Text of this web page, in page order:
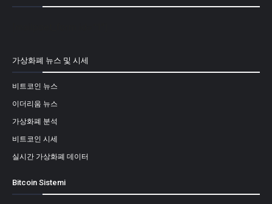
가상화폐 뉴스 및 시세
비트코인 뉴스
이더리움 뉴스
가상화폐 분석
비트코인 시세
실시간 가상화폐 데이터
Bitcoin Sistemi